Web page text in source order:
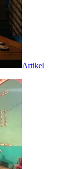
Artikel